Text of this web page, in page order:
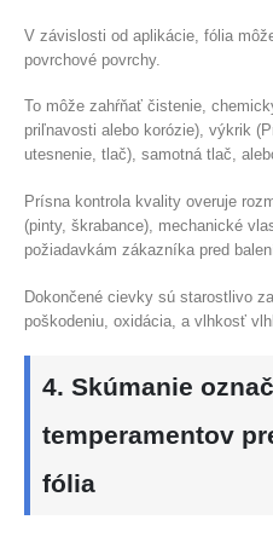
V závislosti od aplikácie, fólia
povrchové povrchy.
To môže zahŕňať čistenie,
priľnavosti alebo korózie), výkrik
utesnenie, tlač), samotná tlač,
Prísna kontrola kvality overuje
(pinty, škrabance), mechanické
požiadavkám zákazníka pred
Dokončené cievky sú starostlivo
poškodeniu, oxidácia, a vlhkosť
4. Skúmanie
temperamentov
fólia